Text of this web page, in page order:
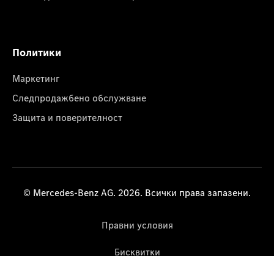
Политики
Маркетинг
Следпродажбено обслужване
Защита и поверителност
© Mercedes-Benz AG. 2026. Всички права запазени.
Правни условия
Бисквитки